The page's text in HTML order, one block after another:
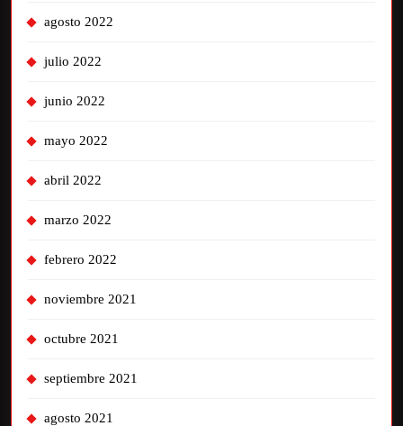
agosto 2022
julio 2022
junio 2022
mayo 2022
abril 2022
marzo 2022
febrero 2022
noviembre 2021
octubre 2021
septiembre 2021
agosto 2021